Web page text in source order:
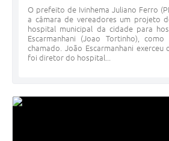
O prefeito de Ivinhema Juliano Ferro
a câmara de vereadores um projeto
hospital municipal da cidade para
Escarmanhani (Joao Tortinho), como
chamado. João Escarmanhani exerceu
foi diretor do hospital...